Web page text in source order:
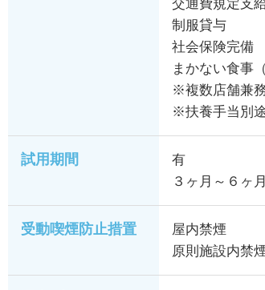
交通費規定支
制服貸与
社会保険完備
まかない食事
※複数店舗兼
※扶養手当別
試用期間
有
３ヶ月～６ヶ
受動喫煙防止措置
屋内禁煙
原則施設内禁